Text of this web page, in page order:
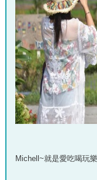
Michell~就是愛吃喝玩樂